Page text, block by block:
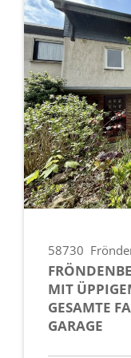
58730
MIT
GESAMTE
GARAGE